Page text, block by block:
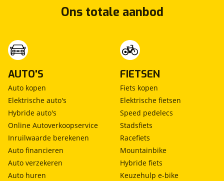
Ons totale aanbod
AUTO'S
Auto kopen
Elektrische auto's
Hybride auto's
Online Autoverkoopservice
Inruilwaarde berekenen
Auto financieren
Auto verzekeren
Auto huren
FIETSEN
Fiets kopen
Elektrische fietsen
Speed pedelecs
Stadsfiets
Racefiets
Mountainbike
Hybride fiets
Keuzehulp e-bike